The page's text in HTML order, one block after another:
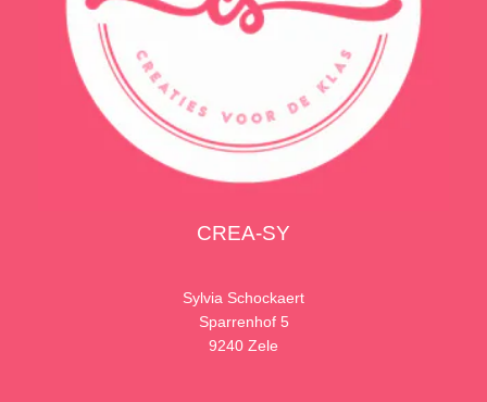
CREA-SY
Sylvia Schockaert
Sparrenhof 5
9240 Zele